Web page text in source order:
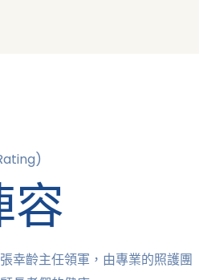
容
幸齡主任領軍，由專業的照護團